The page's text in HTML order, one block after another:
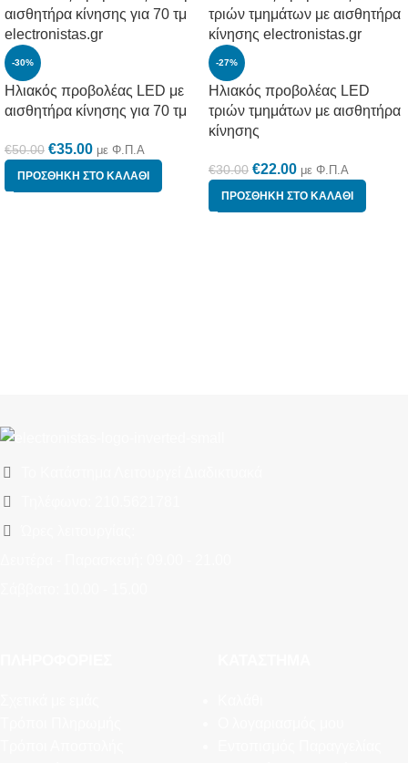
-30%
Ηλιακός προβολέας LED με
αισθητήρα κίνησης για 70 τμ
€50.00 €35.00 με Φ.Π.Α
ΠΡΟΣΘΉΚΗ ΣΤΟ ΚΑΛΆΘΙ
-27%
Ηλιακός προβολέας LED
τριών τμημάτων με αισθητήρα
κίνησης
€30.00 €22.00 με Φ.Π.Α
ΠΡΟΣΘΉΚΗ ΣΤΟ ΚΑΛΆΘΙ